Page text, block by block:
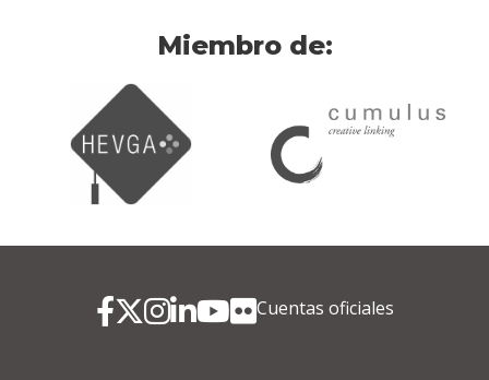
Miembro de:
Cuentas oficiales